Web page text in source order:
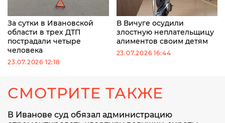
За сутки в Ивановской
области в трех ДТП
пострадали четыре
человека
23.07.2026 12:18
В Вичуге осудили
злостную неплательщицу
алиментов своим детям
23.07.2026 16:44
СМОТРИТЕ ТАКЖЕ
В Иванове суд обязал администрацию